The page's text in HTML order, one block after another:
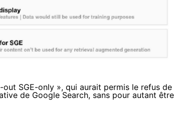
SGE-only », qui aurait permis le refus de
de Google Search, sans pour autant être